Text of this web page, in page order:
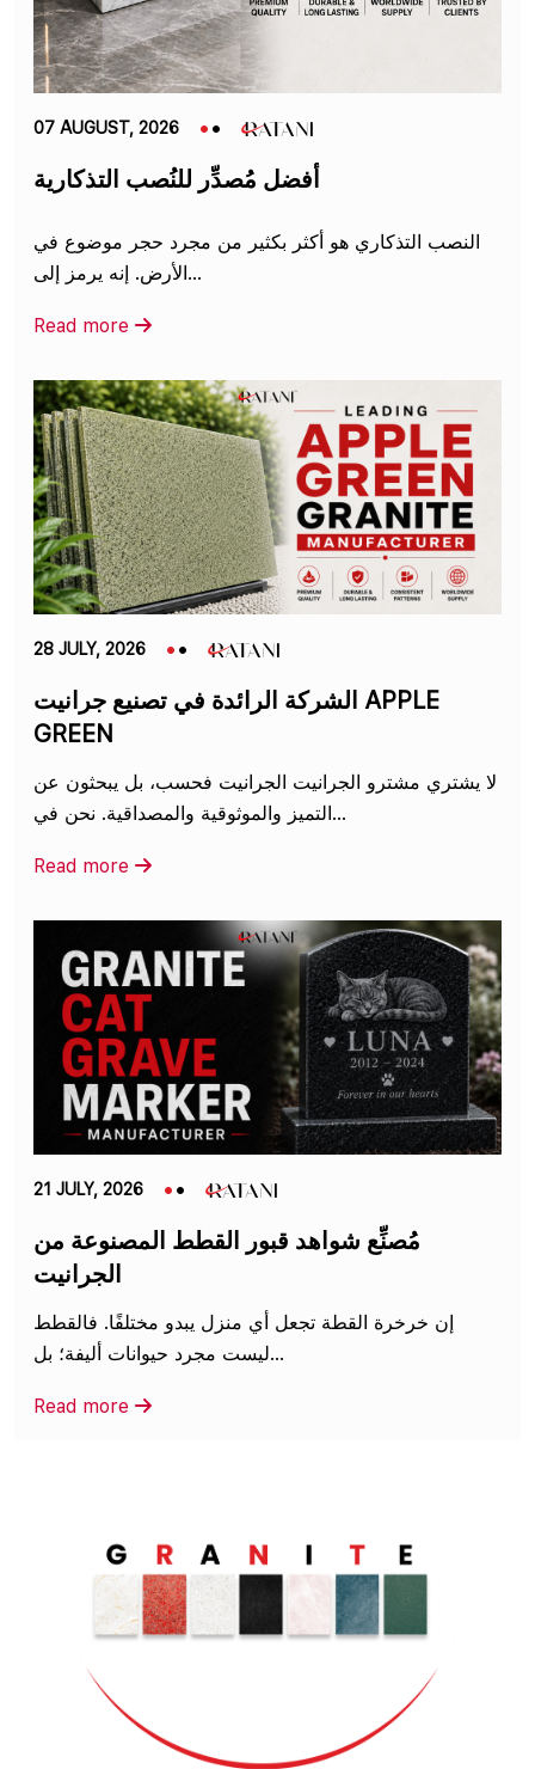
07 AUGUST, 2026
أفضل مُصدِّر للنُصب التذكارية
النصب التذكاري هو أكثر بكثير من مجرد حجر موضوع في
الأرض. إنه يرمز إلى...
Read more
28 JULY, 2026
الشركة الرائدة في تصنيع جرانيت APPLE
GREEN
لا يشتري مشترو الجرانيت الجرانيت فحسب، بل يبحثون عن
التميز والموثوقية والمصداقية. نحن في...
Read more
21 JULY, 2026
مُصنِّع شواهد قبور القطط المصنوعة من
الجرانيت
إن خرخرة القطة تجعل أي منزل يبدو مختلفًا. فالقطط
ليست مجرد حيوانات أليفة؛ بل...
Read more